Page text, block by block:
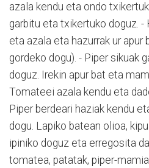
azala kendu eta ondo
garbitu eta txikertuko doguz. -
eta azala eta hazurrak ur apur
gordeko dogu). - Piper sikuak
doguz. Irekin apur bat eta
Tomateei azala kendu eta
Piper berdeari haziak kendu
dogu. Lapiko batean olioa,
ipiniko doguz eta erregosita
tomatea, patatak, piper-